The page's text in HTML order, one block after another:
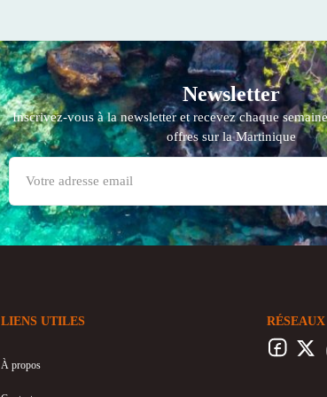
Newsletter
Inscrivez-vous à la newsletter et recevez chaque
offres sur la Martinique
LIENS UTILES
À propos